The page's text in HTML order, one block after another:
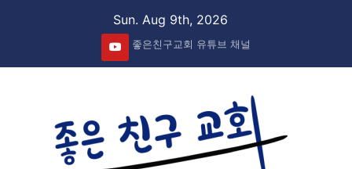
Sun. Aug 9th, 2026
좋은친구교회 유튜브 채널